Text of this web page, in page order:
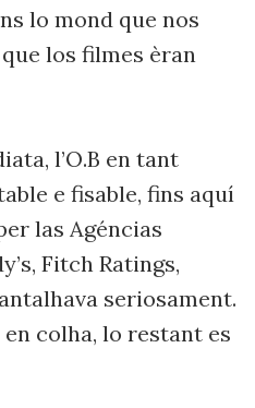
lo mond que nos
los filmes èran
l’O.B en tant
e fisable, fins aquí
las Agéncias
Fitch Ratings,
seriosament.
colha, lo restant es